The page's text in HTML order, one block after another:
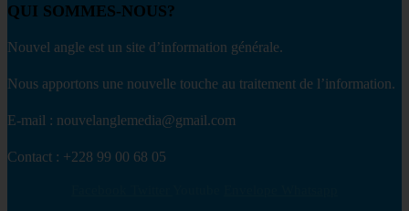
QUI SOMMES-NOUS?
Nouvel angle est un site d’information générale.
Nous apportons une nouvelle touche au traitement de l’information.
E-mail : nouvelanglemedia@gmail.com
Contact : +228 99 00 68 05